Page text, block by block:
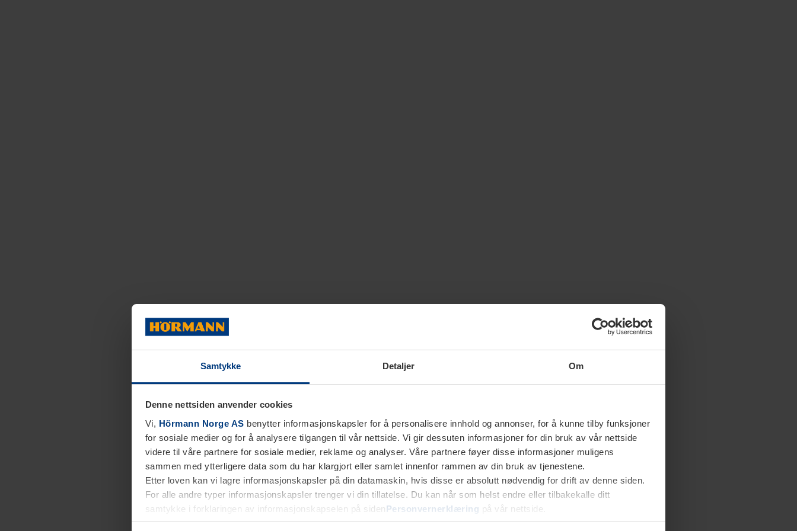
Samtykke Detaljer Om
Denne nettsiden anvender cookies
Vi, Hörmann Norge AS benytter informasjonskapsler for å personalisere innhold og annonser, for å kunne tilby funksjoner
for sosiale medier og for å analysere tilgangen til vår nettside. Vi gir dessuten informasjoner for din bruk av vår nettside
videre til våre partnere for sosiale medier, reklame og analyser. Våre partnere føyer disse informasjoner muligens
sammen med ytterligere data som du har klargjort eller samlet innenfor rammen av din bruk av tjenestene.
Etter loven kan vi lagre informasjonskapsler på din datamaskin, hvis disse er absolutt nødvendig for drift av denne siden.
For alle andre typer informasjonskapsler trenger vi din tillatelse. Du kan når som helst endre eller tilbakekalle ditt
samtykke i forklaringen av informasjonskapselen på sidenPersonvernerklæring på vår nettside.